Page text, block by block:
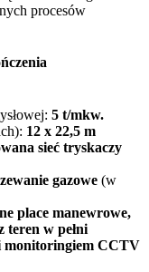
procesów
5 t/mkw.
12 x 22,5 m
sieć tryskaczy
gazowe (w
place manewrowe,
w pełni
monitoringiem CCTV